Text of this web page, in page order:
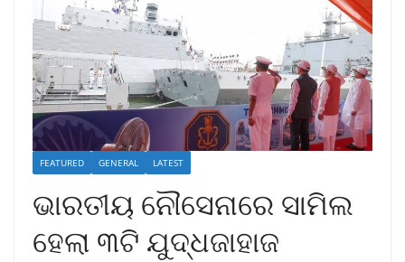
FEATURED GENERAL LATEST
ଭାରତୀୟ ନୌସେନାରେ ସାମିଲ
ହେଲା ୩ଟି ଯୁଦ୍ଧଜାହାଜ